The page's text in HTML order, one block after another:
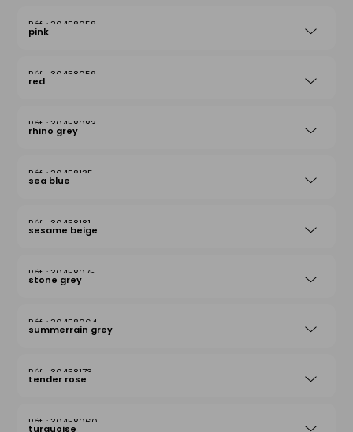
30458058
pink
30458059
red
30458083
rhino grey
30458135
sea blue
30458181
sesame beige
30458075
stone grey
30458064
summerrain grey
30458173
tender rose
30458060
turquoise